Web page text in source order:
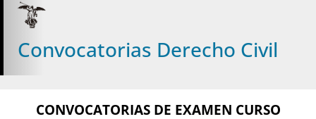
Convocatorias Derecho Civil
CONVOCATORIAS DE EXAMEN CURSO